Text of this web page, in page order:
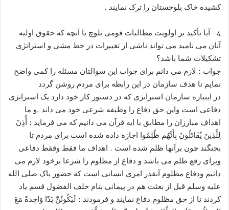
کشیده خاک بلوچستان را ترک نمایند .
4- آیا تأکید بر اولویت مطالبات قومی بلوچ یا آنچه که حقوق اولیه
آنان می نامید می تواند ناشی از تغییرات در خط مشی و استراتژی
تشکیلات شما باشد؟
جواب : لازم می دانم برای جواب این سوالتان مسئله را کمی واضح
نمایم تا هدف سازمان در این رابطه برای مردم روشن گردد
در اینباره سازمان استراتژی که در دستور کار خود دارد یک استراتژی
دفاعی است واین حق دفاع را وظیفه شرعی خود می داند .و ما
اهداف مبارزان را مطابق با ایه قرآن می دانیم که می فرماید : أُذِنَ
لِلَّذِینَ یُقَاتَلُونَ بِأَنَّهُم ظُلِمُوا اجازه داده شده است برای مردم تا
بجنگند چون برآنها ظلم شده است . اهداف ما فقط وفقط دفاعی
وبرای رفع ظلم می باشد و دفاع از مظلوم را شرعا برخود لازم می
دانیم ودفاع مظلوم آنقدر امری انسانی است که حضور پاک صلی الله
علیه وسلم قبل از بعثت هم در پیمانی بنام حلف الفضول قسم یاد
کردند تا از حق مظلوم دفاع نمایند و فرمودند : لَیَکُونُنَّ یَدًا وَاحِدةً مَعَ